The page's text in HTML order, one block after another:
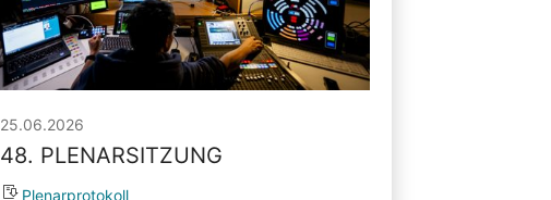
25.06.2026
48. PLENARSITZUNG
Plenarprotokoll